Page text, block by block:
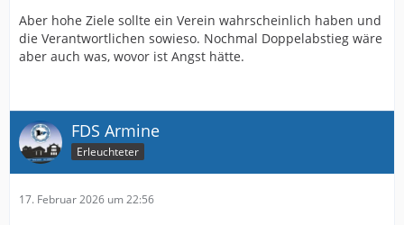
Aber hohe Ziele sollte ein Verein wahrscheinlich haben und
die Verantwortlichen sowieso. Nochmal Doppelabstieg wäre
aber auch was, wovor ist Angst hätte.
FDS Armine
Erleuchteter
17. Februar 2026 um 22:56